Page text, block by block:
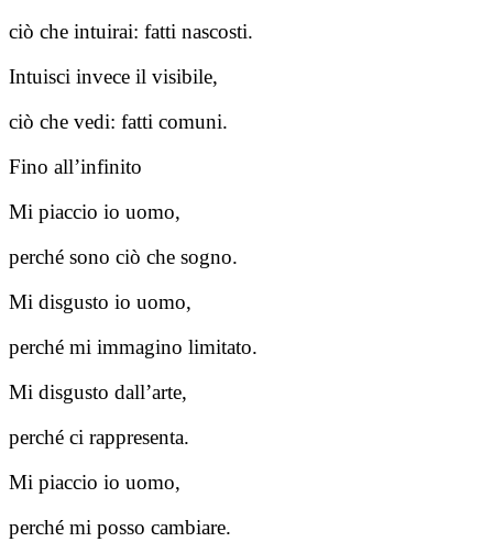
ciò che intuirai: fatti nascosti.
Intuisci invece il visibile,
ciò che vedi: fatti comuni.
Fino all’infinito
Mi piaccio io uomo,
perché sono ciò che sogno.
Mi disgusto io uomo,
perché mi immagino limitato.
Mi disgusto dall’arte,
perché ci rappresenta.
Mi piaccio io uomo,
perché mi posso cambiare.